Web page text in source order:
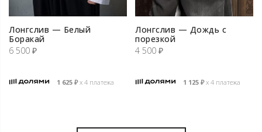
Лонгслив — Белый
Боракай
6 500 ₽
1 625 ₽х 4 платежа
Лонгслив — Дождь с
порезкой
4 500 ₽
1 125 ₽х 4 платежа